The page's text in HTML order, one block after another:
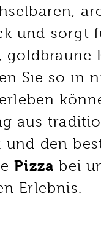
und sorgt
goldbraune
Sie so in
aus
und den
Pizza bei
Erlebnis.